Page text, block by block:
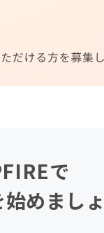
で
めまし